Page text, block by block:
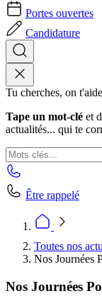
Portes ouvertes
Candidature
Tu cherches, on
Tape un mot-clé et
actualités... qui te
Être rappelé
Toutes nos
Nos Journées
Nos Journées